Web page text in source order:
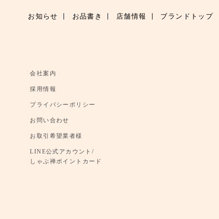
お知らせ お品書き 店舗情報 ブランドトップ
会社案内
採用情報
プライバシーポリシー
お問い合わせ
お取引希望業者様
LINE公式アカウント/
しゃぶ禅ポイントカード